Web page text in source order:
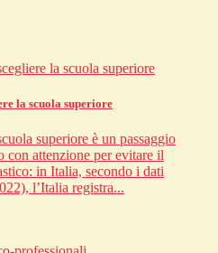
la scuola superiore
superiore è un passaggio
con attenzione per evitare il
in Italia, secondo i dati
l’Italia registra...